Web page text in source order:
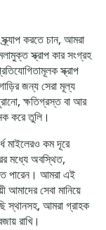
করতে চান, আমরা
স্ক্রাপ কার সংগ্রহ
স্ক্রাপ
জন্য সেরা মূল্য
ক্ষতিগ্রস্ত বা আর
করে তুলি।
মাইলেরও কম দূরে
মধ্যে অবস্থিত,
পারেন। আমরা এই
সেবা মানিয়ে
আমরা গ্রাহক
রাখি।